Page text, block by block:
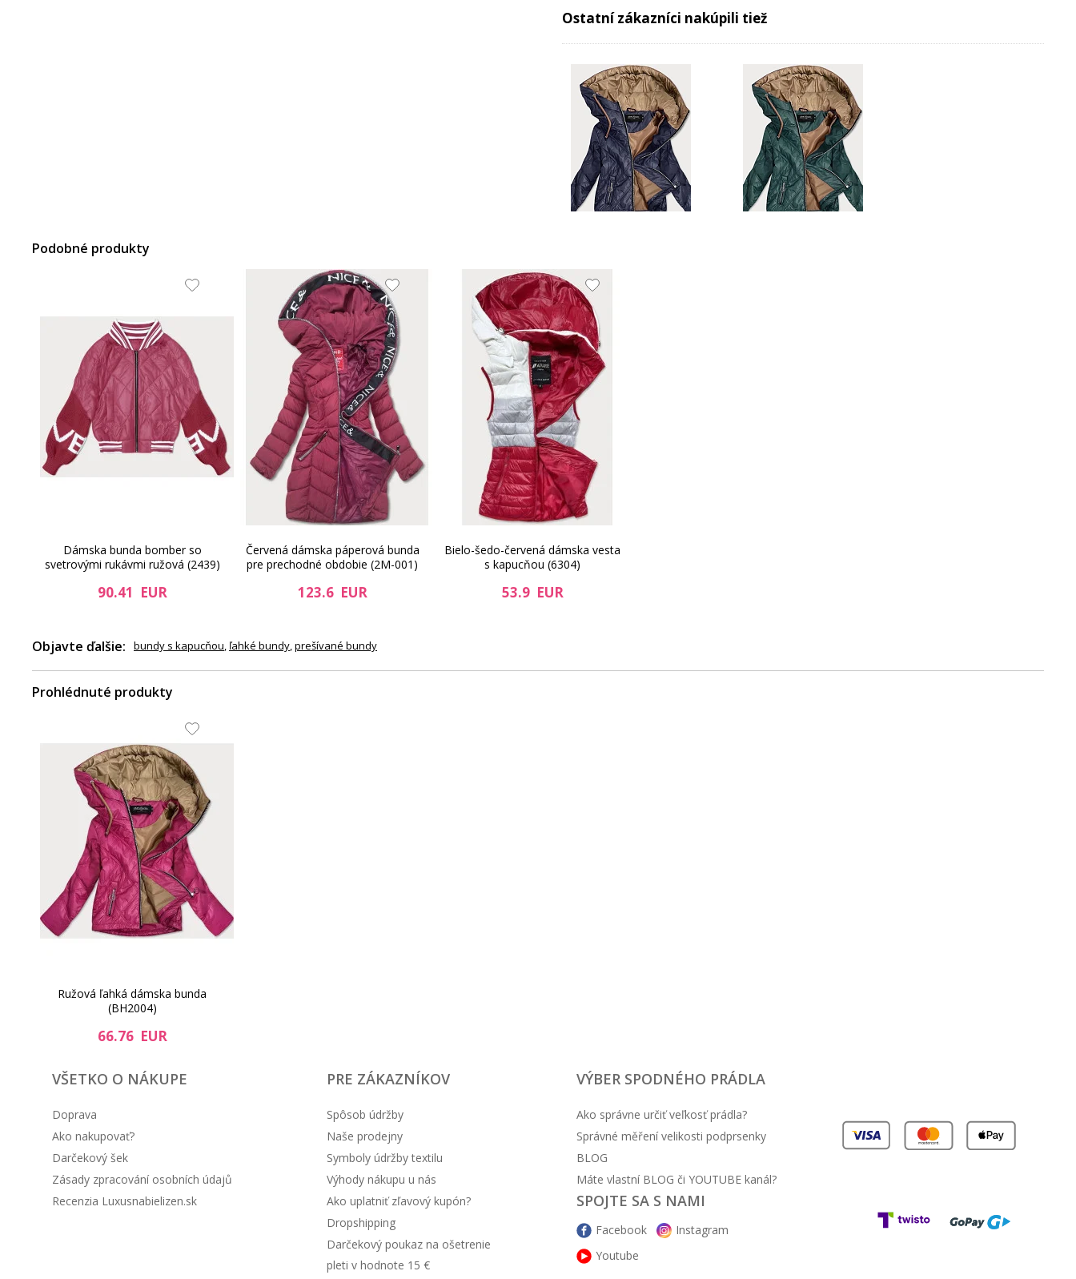
2 vrecká na zips
ľahko zateplená
Materiálové zloženie: Vonkajšia látka: 100% polyester
veľkosť
Šírka v
ramenách
Šírka v
podpazuší
(x2)
Šírka na
spodnom
okraji (x2)
L (40)
XL (42)
XXL
(44)
Ostatní zákazníci nakúpili tiež
Podobné produkty
Dámska bunda bomber so
svetrovými rukávmi ružová (2439)
90.41 EUR
Červená dámska páperová bunda
pre prechodné obdobie (2M-001)
123.6 EUR
Bielo-šedo-červená dámska vesta
s kapucňou (6304)
53.9 EUR
Objavte ďalšie: bundy s kapucňou, ľahké bundy,prešívané bundy
Prohlédnuté produkty
Ružová ľahká dámska bunda
(BH2004)
66.76 EUR
VŠETKO O NÁKUPE
Doprava
Ako nakupovať?
Darčekový šek
Zásady zpracování osobních údajů
Recenzia Luxusnabielizen.sk
PRE ZÁKAZNÍKOV
Spôsob údržby
Naše prodejny
Symboly údržby textilu
Výhody nákupu u nás
Ako uplatniť zľavový kupón?
Dropshipping
Darčekový poukaz na ošetrenie
pleti v hodnote 15 €
VÝBER SPODNÉHO PRÁDLA
Ako správne určiť veľkosť prádla?
Správné měření velikosti podprsenky
BLOG
Máte vlastní BLOG či YOUTUBE kanál?
SPOJTE SA S NAMI
Facebook
Instagram
Youtube